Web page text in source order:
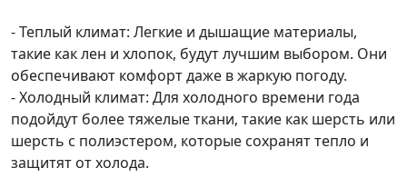
- Теплый климат: Легкие и дышащие материалы,
такие как лен и хлопок, будут лучшим выбором. Они
обеспечивают комфорт даже в жаркую погоду.
- Холодный климат: Для холодного времени года
подойдут более тяжелые ткани, такие как шерсть или
шерсть с полиэстером, которые сохранят тепло и
защитят от холода.